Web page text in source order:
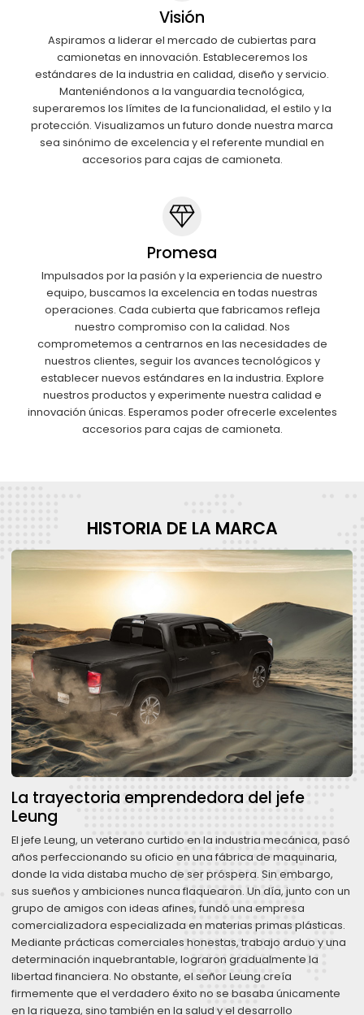
Visión
Aspiramos a liderar el mercado de cubiertas para
camionetas en innovación. Estableceremos los
estándares de la industria en calidad, diseño y servicio.
Manteniéndonos a la vanguardia tecnológica,
superaremos los límites de la funcionalidad, el estilo y la
protección. Visualizamos un futuro donde nuestra marca
sea sinónimo de excelencia y el referente mundial en
accesorios para cajas de camioneta.
Promesa
Impulsados por la pasión y la experiencia de nuestro
equipo, buscamos la excelencia en todas nuestras
operaciones. Cada cubierta que fabricamos refleja
nuestro compromiso con la calidad. Nos
comprometemos a centrarnos en las necesidades de
nuestros clientes, seguir los avances tecnológicos y
establecer nuevos estándares en la industria. Explore
nuestros productos y experimente nuestra calidad e
innovación únicas. Esperamos poder ofrecerle excelentes
accesorios para cajas de camioneta.
HISTORIA DE LA MARCA
La trayectoria emprendedora del jefe
Leung
El jefe Leung, un veterano curtido en la industria mecánica, pasó
años perfeccionando su oficio en una fábrica de maquinaria,
donde la vida distaba mucho de ser próspera. Sin embargo,
sus sueños y ambiciones nunca flaquearon. Un día, junto con un
grupo de amigos con ideas afines, fundó una empresa
comercializadora especializada en materias primas plásticas.
Mediante prácticas comerciales honestas, trabajo arduo y una
determinación inquebrantable, lograron gradualmente la
libertad financiera. No obstante, el señor Leung creía
firmemente que el verdadero éxito no se basaba únicamente
en la riqueza, sino también en la salud y el desarrollo